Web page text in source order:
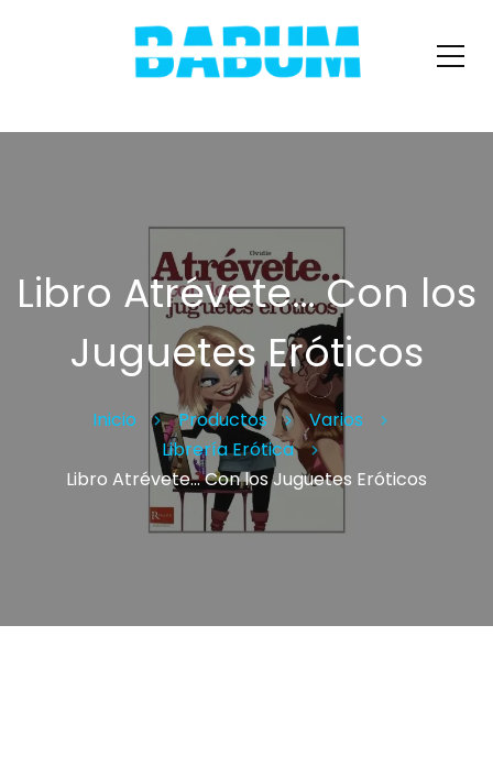
Libro Atrévete… Con los
Juguetes Eróticos
Inicio Productos
Varios
Librería Erótica
Libro Atrévete… Con los Juguetes Eróticos